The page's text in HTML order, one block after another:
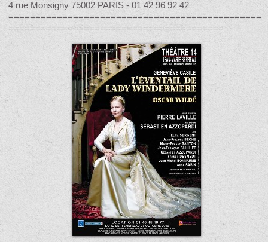
4 rue Monsigny 75002 PARIS - 01 42 96 92 42
===============================================
========================================